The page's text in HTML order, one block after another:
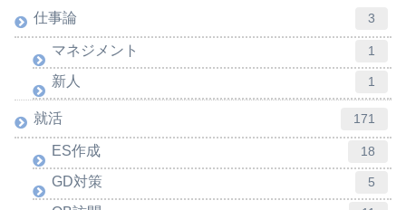
仕事論 3
マネジメント 1
新人 1
就活 171
ES作成 18
GD対策 5